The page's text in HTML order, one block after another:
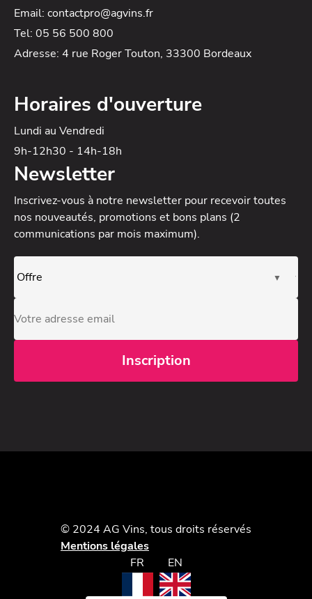
Email: contactpro@agvins.fr
Tel: 05 56 500 800
Adresse: 4 rue Roger Touton, 33300 Bordeaux
Horaires d'ouverture
Lundi au Vendredi
9h-12h30 - 14h-18h
Newsletter
Inscrivez-vous à notre newsletter pour recevoir toutes
nos nouveautés, promotions et bons plans (2
communications par mois maximum).
© 2024 AG Vins, tous droits réservés
Mentions légales
FR
EN